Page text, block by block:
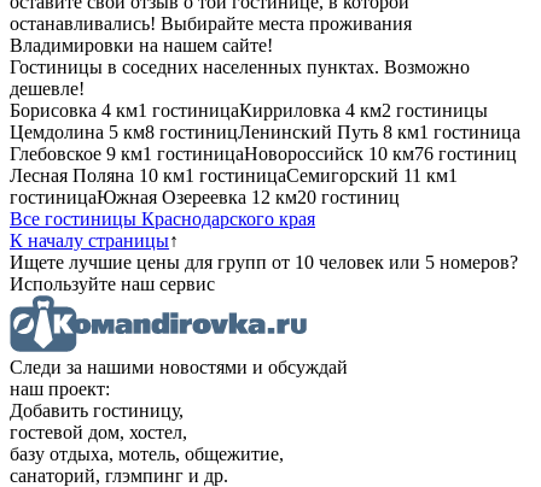
останавливались! Выбирайте места проживания
Владимировки на нашем сайте!
Гостиницы в соседних населенных пунктах. Возможно
дешевле!
Борисовка 4 км1 гостиницаКирриловка 4 км2 гостиницы
Цемдолина 5 км8 гостиницЛенинский Путь 8 км1 гостиница
Глебовское 9 км1 гостиницаНовороссийск 10 км76 гостиниц
Лесная Поляна 10 км1 гостиницаСемигорский 11 км1
гостиницаЮжная Озереевка 12 км20 гостиниц
Все гостиницы Краснодарского края
К началу страницы↑
Ищете лучшие цены для групп от 10 человек или 5 номеров?
Используйте наш сервис
Следи за нашими новостями и обсуждай
наш проект:
Добавить гостиницу,
гостевой дом, хостел,
базу отдыха, мотель, общежитие,
санаторий, глэмпинг и др.